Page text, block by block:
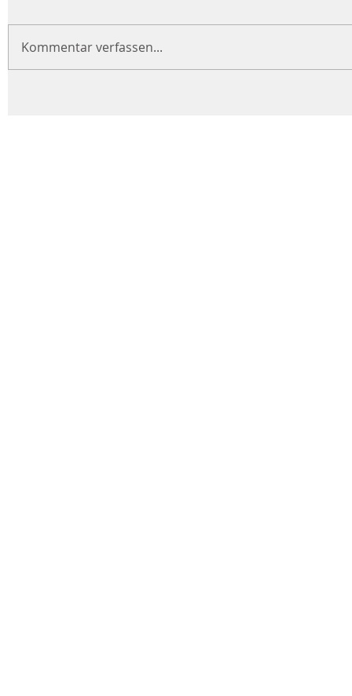
Kommentar verfassen...